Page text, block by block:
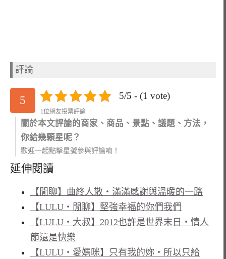
評論
5 5/5 - (1 vote)
1位網友投票評論
關於本文評論的商家、商品、景點、議題、方法，
你給幾顆星呢？
歡迎一起點擊星號參與評論唷！
延伸閱讀
【閒聊】曲終人散‧滿滿感謝與溫暖的一路
【LULU‧閒聊】堅強幸福的你們我們
【LULU‧大叔】2012也許是世界末日‧情人
節還是快樂
【LULU‧愛媽咪】只有我的妳‧所以只給